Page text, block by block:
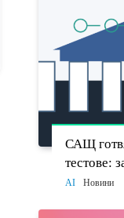
САЩ
тестове:
моделите
AI Новини